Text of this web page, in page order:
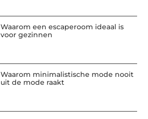
Waarom een escaperoom ideaal is
voor gezinnen
Waarom minimalistische mode nooit
uit de mode raakt